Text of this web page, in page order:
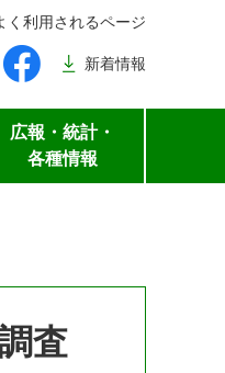
く利用されるページ
新着情報
広報・統計・
各種情報
査